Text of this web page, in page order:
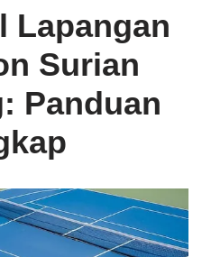
Lapangan
Surian
Panduan